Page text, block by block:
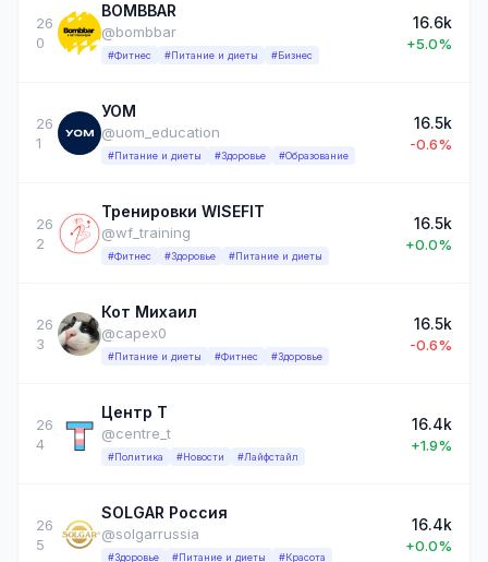
26
0
BOMBBAR
@bombbar
#Фитнес #Питание и диеты #Бизнес
16.6k
+5.0%
26
1
УОМ
@uom_education
#Питание и диеты #Здоровье #Образование
16.5k
-0.6%
26
2
Тренировки WISEFIT
@wf_training
#Фитнес #Здоровье #Питание и диеты
16.5k
+0.0%
26
3
Кот Михаил
@capex0
#Питание и диеты #Фитнес #Здоровье
16.5k
-0.6%
26
4
Центр Т
@centre_t
#Политика #Новости #Лайфстайл
16.4k
+1.9%
26
5
SOLGAR Россия
@solgarrussia
#Здоровье #Питание и диеты #Красота
16.4k
+0.0%